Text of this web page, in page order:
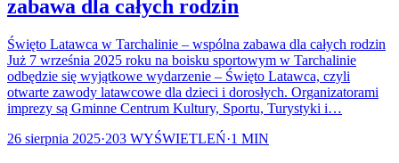
zabawa dla całych rodzin
Święto Latawca w Tarchalinie – wspólna zabawa dla całych rodzin
Już 7 września 2025 roku na boisku sportowym w Tarchalinie
odbędzie się wyjątkowe wydarzenie – Święto Latawca, czyli
otwarte zawody latawcowe dla dzieci i dorosłych. Organizatorami
imprezy są Gminne Centrum Kultury, Sportu, Turystyki i…
26 sierpnia 2025·203 WYŚWIETLEŃ·1 MIN